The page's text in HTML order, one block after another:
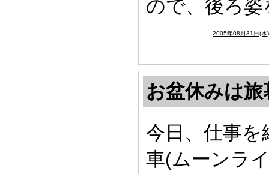
ので、後ろ
2005年08月31日(水
お盆休みは旅
今日、仕事
車(ムーンラ